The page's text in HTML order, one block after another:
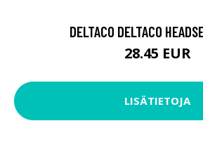
DELTACO DELTACO
28.45 EUR
LISÄTIETOJA